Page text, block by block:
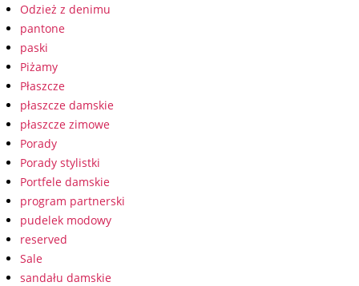
Odzież z denimu
pantone
paski
Piżamy
Płaszcze
płaszcze damskie
płaszcze zimowe
Porady
Porady stylistki
Portfele damskie
program partnerski
pudelek modowy
reserved
Sale
sandału damskie